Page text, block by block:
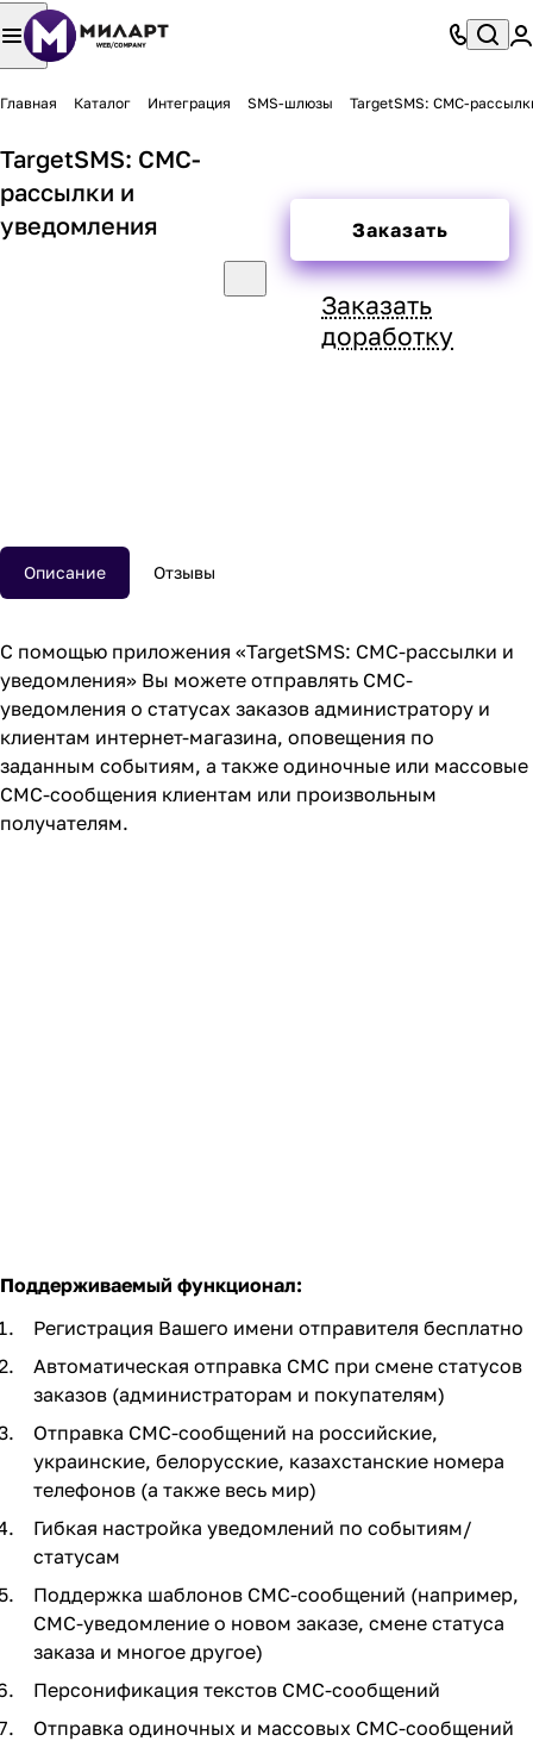
Главная Каталог Интеграция SMS-шлюзы TargetSMS: СМС-
TargetSMS: СМС-
рассылки и
уведомления
Заказать
Заказать
доработку
Описание Отзывы
С помощью приложения «TargetSMS: СМС-рассылки и
уведомления» Вы можете отправлять СМС-
уведомления о статусах заказов администратору и
клиентам интернет-магазина, оповещения по
заданным событиям, а также одиночные или массовые
СМС-сообщения клиентам или произвольным
получателям.
Поддерживаемый функционал:
Регистрация Вашего имени отправителя бесплатно
Автоматическая отправка СМС при смене статусов
заказов (администраторам и покупателям)
Отправка СМС-сообщений на российские,
украинские, белорусские, казахстанские номера
телефонов (а также весь мир)
Гибкая настройка уведомлений по событиям/
статусам
Поддержка шаблонов СМС-сообщений (например,
СМС-уведомление о новом заказе, смене статуса
заказа и многое другое)
Персонификация текстов СМС-сообщений
Отправка одиночных и массовых СМС-сообщений